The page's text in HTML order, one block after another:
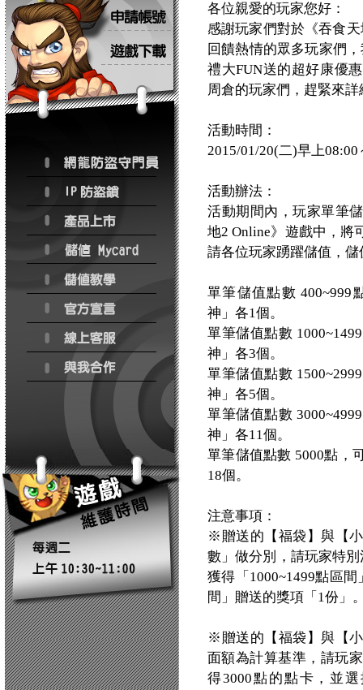
各位親愛的玩家您好：
感謝玩家們對於《吞食
回饋熱情的眾多玩家們
禮大FUN送的超好康優
周倉的玩家們，趕緊來
活動時間：
2015/01/20(二)早上
活動辦法：
活動期間內，玩家單筆
地2 Online》遊戲中，將
請各位玩家踴躍儲值，
單筆儲值點數 400~999
神」各1個。
單筆儲值點數
神」各3個。
單筆儲值點數
神」各5個。
單筆儲值點數
神」各11個。
單筆儲值點數 5000點，
18個。
注意事項：
※贈送的【福袋】與【
數」做分別，請玩家特
獲得「1000~1499點區
間」贈送的獎項「1份」
※贈送的【福袋】與【
面額為計算基準，請玩
得3000點的點卡，並